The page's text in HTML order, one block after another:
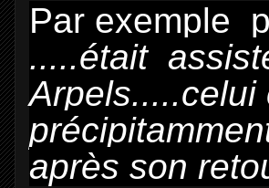
Par exemple
.....était
Arpels.....celui
après son